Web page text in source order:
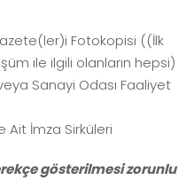
Fotokopisi ((İlk
ile ilgili olanların hepsi)
Sanayi Odası Faaliyet
Ait İmza Sirküleri
gösterilmesi zorunlu